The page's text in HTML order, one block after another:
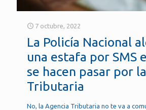
7 octubre, 2022
La Policía Nacional
una estafa por SMS
se hacen pasar por
Tributaria
No, la Agencia Tributaria no te va a